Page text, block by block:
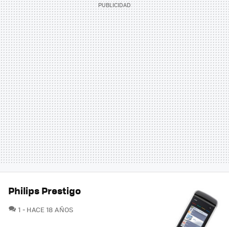
Philips Prestigo
1 COMENTARIOS
HACE 18 AÑOS